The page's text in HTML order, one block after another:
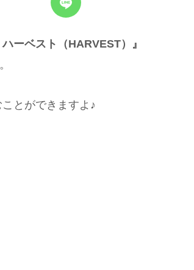
ーベスト（HARVEST）』
とができますよ♪